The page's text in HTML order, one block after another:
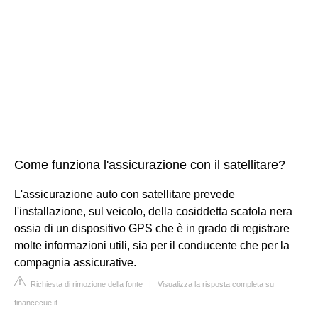
Come funziona l'assicurazione con il satellitare?
L'assicurazione auto con satellitare prevede
l'installazione, sul veicolo, della cosiddetta scatola nera
ossia di un dispositivo GPS che è in grado di registrare
molte informazioni utili, sia per il conducente che per la
compagnia assicurative.
Richiesta di rimozione della fonte | Visualizza la risposta completa su
financecue.it